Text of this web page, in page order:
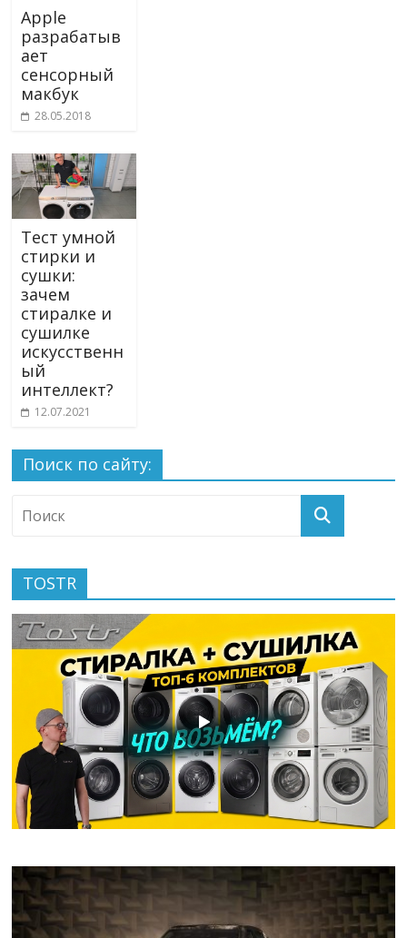
Apple
разрабатыв
ает
сенсорный
макбук
28.05.2018
Тест умной
стирки и
сушки:
зачем
стиралке и
сушилке
искусственн
ый
интеллект?
12.07.2021
Поиск по сайту:
TOSTR